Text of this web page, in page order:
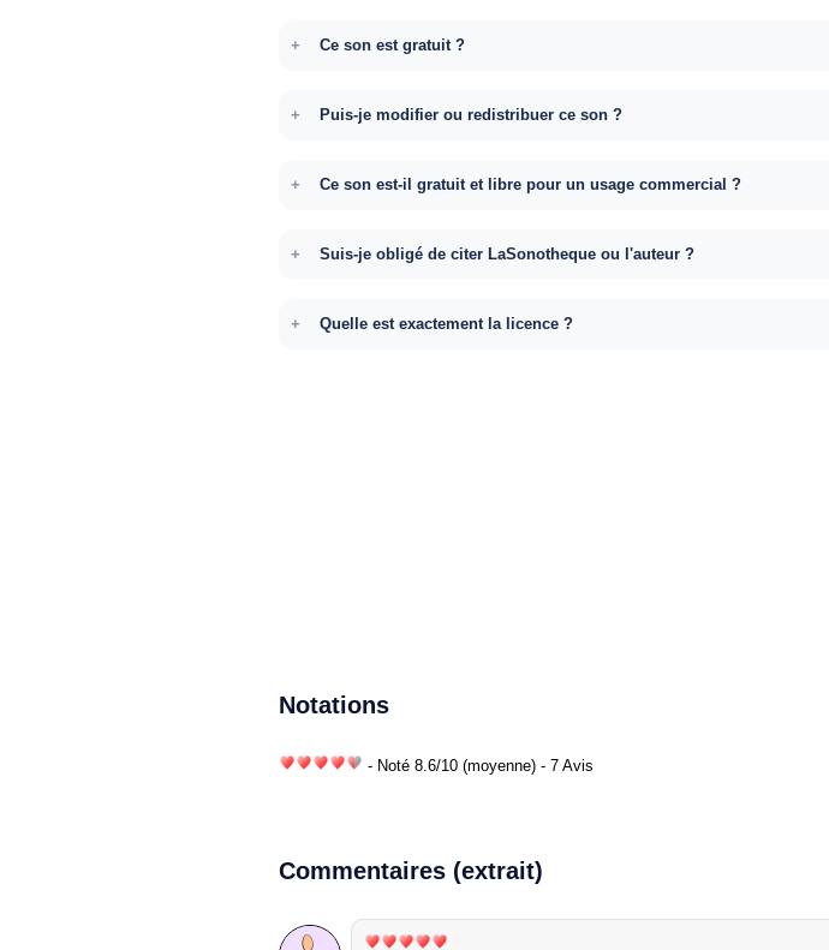
Ce son est gratuit ?
Puis-je modifier ou redistribuer ce son ?
Ce son est-il gratuit et libre pour un usage commercial ?
Suis-je obligé de citer LaSonotheque ou l'auteur ?
Quelle est exactement la licence ?
Notations
- Noté 8.6/10 (moyenne) - 7 Avis
Commentaires (extrait)